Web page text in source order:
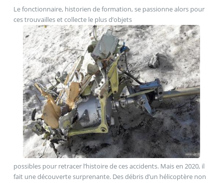
Le fonctionnaire, historien de formation, se passionne alors pour
ces trouvailles et collecte le plus d’objets
possibles pour retracer l’histoire de ces accidents. Mais en 2020, il
fait une découverte surprenante. Des débris d’un hélicoptère non